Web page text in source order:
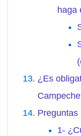
haga
¿Es
Preguntas
1-